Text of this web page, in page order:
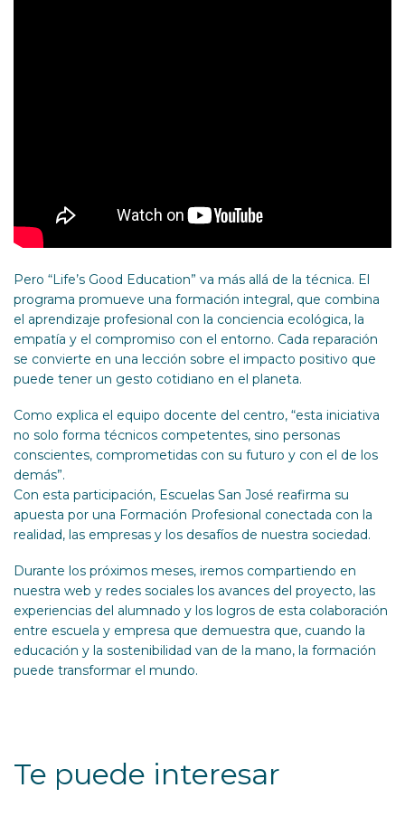
Pero “Life’s Good Education” va más allá de la técnica. El
programa promueve una formación integral, que combina
el aprendizaje profesional con la conciencia ecológica, la
empatía y el compromiso con el entorno. Cada reparación
se convierte en una lección sobre el impacto positivo que
puede tener un gesto cotidiano en el planeta.
Como explica el equipo docente del centro, “esta iniciativa
no solo forma técnicos competentes, sino personas
conscientes, comprometidas con su futuro y con el de los
demás”.
Con esta participación, Escuelas San José reafirma su
apuesta por una Formación Profesional conectada con la
realidad, las empresas y los desafíos de nuestra sociedad.
Durante los próximos meses, iremos compartiendo en
nuestra web y redes sociales los avances del proyecto, las
experiencias del alumnado y los logros de esta colaboración
entre escuela y empresa que demuestra que, cuando la
educación y la sostenibilidad van de la mano, la formación
puede transformar el mundo.
Te puede interesar